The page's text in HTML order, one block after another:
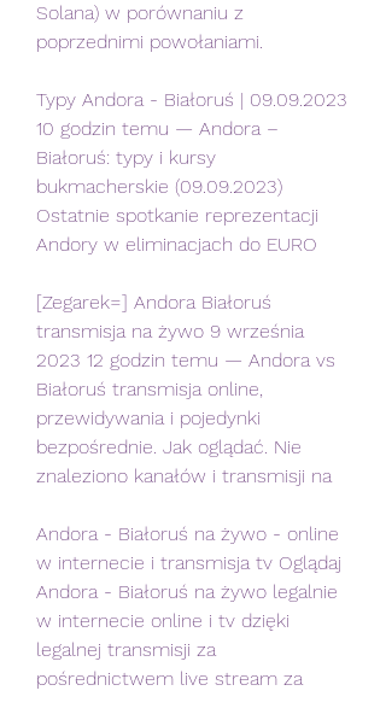
Solana) w porównaniu z
poprzednimi powołaniami.
Typy Andora - Białoruś | 09.09.2023
10 godzin temu — Andora –
Białoruś: typy i kursy
bukmacherskie (09.09.2023)
Ostatnie spotkanie reprezentacji
Andory w eliminacjach do EURO
[Zegarek=] Andora Białoruś
transmisja na żywo 9 września
2023 12 godzin temu — Andora vs
Białoruś transmisja online,
przewidywania i pojedynki
bezpośrednie. Jak oglądać. Nie
znaleziono kanałów i transmisji na
Andora - Białoruś na żywo - online
w internecie i transmisja tv Oglądaj
Andora - Białoruś na żywo legalnie
w internecie online i tv dzięki
legalnej transmisji za
pośrednictwem live stream za